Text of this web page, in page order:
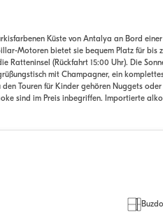
Küste von Antalya an Bord
Motoren bietet sie bequem Platz für
Ratteninsel (Rückfahrt 15:00 Uhr). Die
mit Champagner, ein
Touren für Kinder gehören Nuggets
sind im Preis inbegriffen. Importierte